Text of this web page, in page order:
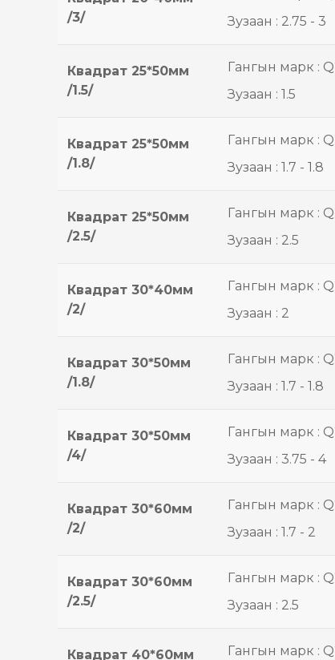
/3/
Зузаан : 2.75 - 3
Квадрат 25*50мм
/1.5/
Гангын марк :
Зузаан : 1.5
Квадрат 25*50мм
/1.8/
Гангын марк :
Зузаан : 1.7 - 1.8
Квадрат 25*50мм
/2.5/
Гангын марк :
Зузаан : 2.5
Квадрат 30*40мм
/2/
Гангын марк :
Зузаан : 2
Квадрат 30*50мм
/1.8/
Гангын марк :
Зузаан : 1.7 - 1.8
Квадрат 30*50мм
/4/
Гангын марк :
Зузаан : 3.75 - 4
Квадрат 30*60мм
/2/
Гангын марк :
Зузаан : 1.7 - 2
Квадрат 30*60мм
/2.5/
Гангын марк :
Зузаан : 2.5
Квадрат 40*60мм
Гангын марк :